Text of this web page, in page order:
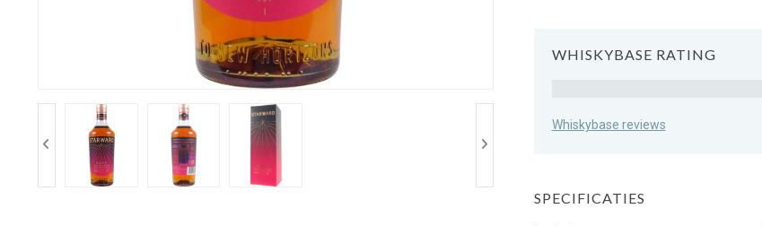
WHISKYBASE RATING
Whiskybase reviews
SPECIFICATIES